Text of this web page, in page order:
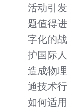
活动引
题值得
字化的
护国际
造成物
通技术
如何适